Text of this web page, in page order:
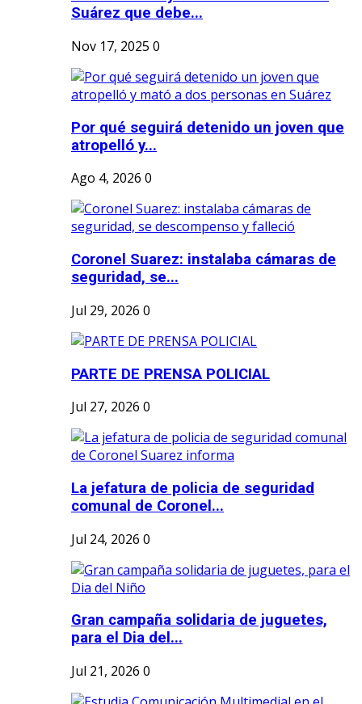
Suárez que debe...
Nov 17, 2025 0
Por qué seguirá detenido un joven que
atropelló y...
Ago 4, 2026 0
Coronel Suarez: instalaba cámaras de
seguridad, se...
Jul 29, 2026 0
PARTE DE PRENSA POLICIAL
Jul 27, 2026 0
La jefatura de policia de seguridad
comunal de Coronel...
Jul 24, 2026 0
Gran campaña solidaria de juguetes,
para el Dia del...
Jul 21, 2026 0